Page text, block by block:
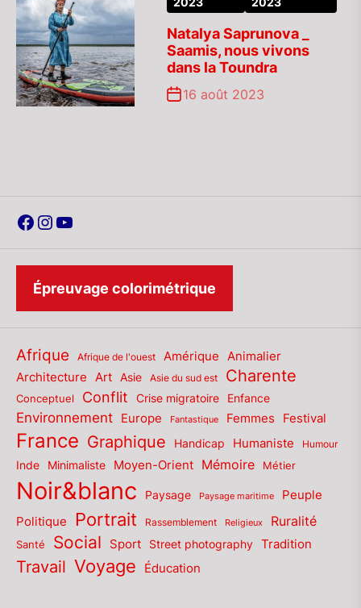
Natalya Saprunova _
Saamis, nous vivons
dans la Toundra
16 août 2023
Facebook
Instagram
YouTube
Épreuvage colorimétrique
Afrique Afrique de l'ouest Amérique
Animalier
Architecture
Art Asie Asie du sud est Charente
Conceptuel Conflit Crise migratoire Enfance
Environnement Europe Fantastique Femmes Festival
France Graphique Handicap Humaniste Humour
Inde Minimaliste Moyen-Orient Mémoire Métier
Noir&blanc Paysage Paysage maritime Peuple
Politique Portrait Rassemblement Religieux Ruralité
Santé Social Sport Street photography Tradition
Travail Voyage Éducation